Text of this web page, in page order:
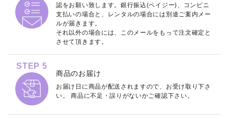
認をお願い致します。銀行振込(ペイジー)、コンビニ
支払いの場合と、レンタルの場合には別途ご案内メー
ルが届きます。
それ以外の場合には、このメールをもって注文確定と
させて頂きます。
STEP 5
商品のお届け
お届け日に商品が配送されますので、お受け取り下さ
い。 商品に不足・誤りがないかご確認下さい。